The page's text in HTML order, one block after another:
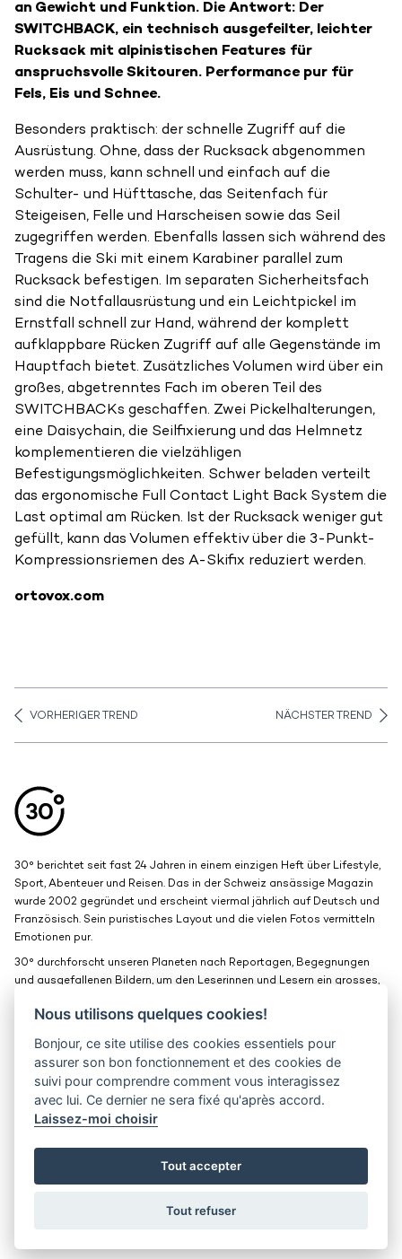
an Gewicht und Funktion. Die Antwort: Der
SWITCHBACK, ein technisch ausgefeilter, leichter
Rucksack mit alpinistischen Features für
anspruchsvolle Skitouren. Performance pur für
Fels, Eis und Schnee.
Besonders praktisch: der schnelle Zugriff auf die
Ausrüstung. Ohne, dass der Rucksack abgenommen
werden muss, kann schnell und einfach auf die
Schulter- und Hüfttasche, das Seitenfach für
Steigeisen, Felle und Harscheisen sowie das Seil
zugegriffen werden. Ebenfalls lassen sich während des
Tragens die Ski mit einem Karabiner parallel zum
Rucksack befestigen. Im separaten Sicherheitsfach
sind die Notfallausrüstung und ein Leichtpickel im
Ernstfall schnell zur Hand, während der komplett
aufklappbare Rücken Zugriff auf alle Gegenstände im
Hauptfach bietet. Zusätzliches Volumen wird über ein
großes, abgetrenntes Fach im oberen Teil des
SWITCHBACKs geschaffen. Zwei Pickelhalterungen,
eine Daisychain, die Seilfixierung und das Helmnetz
komplementieren die vielzähligen
Befestigungsmöglichkeiten. Schwer beladen verteilt
das ergonomische Full Contact Light Back System die
Last optimal am Rücken. Ist der Rucksack weniger gut
gefüllt, kann das Volumen effektiv über die 3-Punkt-
Kompressionsriemen des A-Skifix reduziert werden.
ortovox.com
VORHERIGER TREND NÄCHSTER TREND
30° berichtet seit fast 24 Jahren in einem einzigen Heft über Lifestyle,
Sport, Abenteuer und Reisen. Das in der Schweiz ansässige Magazin
wurde 2002 gegründet und erscheint viermal jährlich auf Deutsch und
Französisch. Sein puristisches Layout und die vielen Fotos vermitteln
Emotionen pur.
30° durchforscht unseren Planeten nach Reportagen, Begegnungen
und ausgefallenen Bildern, um den Leserinnen und Lesern ein grosses,
Kontakt
Jobs Vertraulichkeit
30° magazine
Nous utilisons quelques cookies!
Bonjour, ce site utilise des cookies essentiels pour
assurer son bon fonctionnement et des cookies de
suivi pour comprendre comment vous interagissez
avec lui. Ce dernier ne sera fixé qu'après accord.
Laissez-moi choisir
Tout accepter
Tout refuser